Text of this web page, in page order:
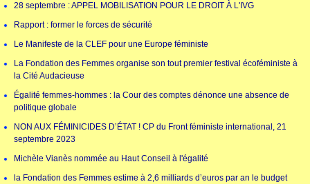
28 septembre : APPEL MOBILISATION POUR LE DROIT À L'IVG
Rapport : former le forces de sécurité
Le Manifeste de la CLEF pour une Europe féministe
La Fondation des Femmes organise son tout premier festival écoféministe à
la Cité Audacieuse
Égalité femmes-hommes : la Cour des comptes dénonce une absence de
politique globale
NON AUX FÉMINICIDES D’ÉTAT ! CP du Front féministe international, 21
septembre 2023
Michèle Vianès nommée au Haut Conseil à l'égalité
la Fondation des Femmes estime à 2,6 milliards d’euros par an le budget